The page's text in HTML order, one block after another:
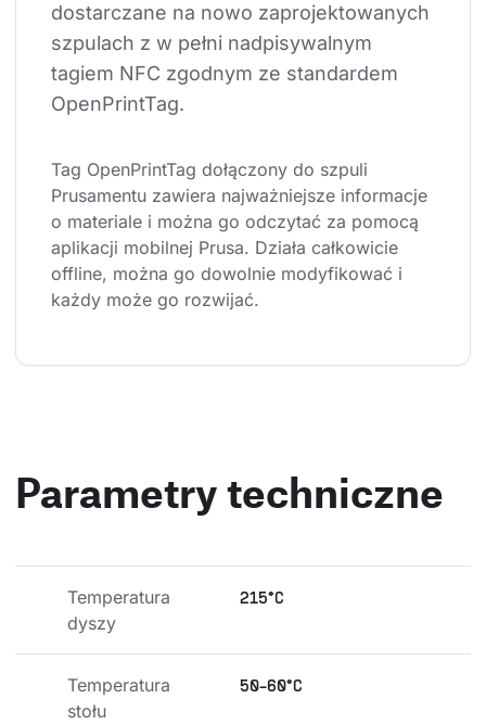
dostarczane na nowo zaprojektowanych
szpulach z w pełni nadpisywalnym
tagiem NFC zgodnym ze standardem
OpenPrintTag.
Tag OpenPrintTag dołączony do szpuli
Prusamentu zawiera najważniejsze informacje
o materiale i można go odczytać za pomocą
aplikacji mobilnej Prusa. Działa całkowicie
offline, można go dowolnie modyfikować i
każdy może go rozwijać.
Parametry techniczne
Temperatura
dyszy
215°C
Temperatura
stołu
50-60°C